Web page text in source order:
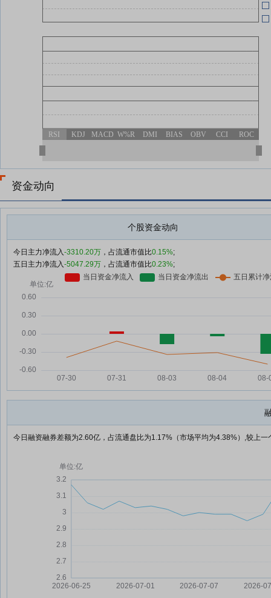
05-13
04-30
04-30
RSI KDJ MACD W%R DMI BIAS OBV CCI ROC
资金动向
个股资金动向
今日主力净流入-3310.20万 ，占流通市值比0.15%;
五日主力净流入-5047.29万 ，占流通市值比0.23%;
今日融资融券差额为2.60亿，占流通盘比为1.17%（市场平均为4.38%）,较上一